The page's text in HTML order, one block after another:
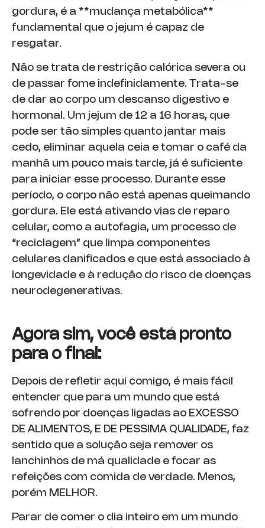
gordura, é a **mudança metabólica**
fundamental que o jejum é capaz de
resgatar.
Não se trata de restrição calórica severa ou
de passar fome indefinidamente. Trata-se
de dar ao corpo um descanso digestivo e
hormonal. Um jejum de 12 a 16 horas, que
pode ser tão simples quanto jantar mais
cedo, eliminar aquela ceia e tomar o café da
manhã um pouco mais tarde, já é suficiente
para iniciar esse processo. Durante esse
período, o corpo não está apenas queimando
gordura. Ele está ativando vias de reparo
celular, como a autofagia, um processo de
“reciclagem” que limpa componentes
celulares danificados e que está associado à
longevidade e à redução do risco de doenças
neurodegenerativas.
Agora sim, você está pronto
para o final:
Depois de refletir aqui comigo, é mais fácil
entender que para um mundo que está
sofrendo por doenças ligadas ao EXCESSO
DE ALIMENTOS, E DE PESSIMA QUALIDADE, faz
sentido que a solução seja remover os
lanchinhos de má qualidade e focar as
refeições com comida de verdade. Menos,
porém MELHOR.
Parar de comer o dia inteiro em um mundo